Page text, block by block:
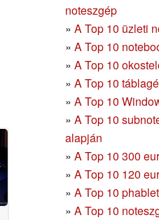
noteszgép
» A Top 10 üzleti
» A Top 10
» A Top 10
» A Top 10
» A Top 10
» A Top 10
alapján
» A Top 10 300
» A Top 10 120
» A Top 10
» A Top 10